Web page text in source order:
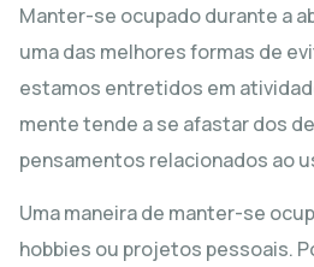
Manter-se ocupado durante a
uma das melhores formas de
estamos entretidos em
mente tende a se afastar dos
pensamentos relacionados ao
Uma maneira de manter-se
hobbies ou projetos pessoais.